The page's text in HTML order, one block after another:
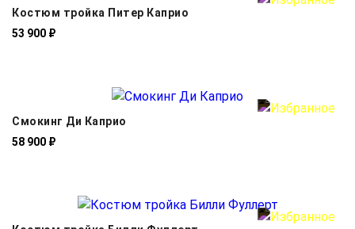
Костюм тройка Питер Каприо
53 900 ₽
Смокинг Ди Каприо
58 900 ₽